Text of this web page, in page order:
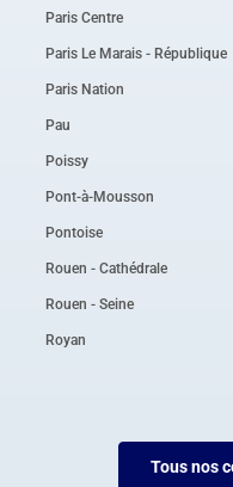
Paris Centre
Paris Le Marais - République
Paris Nation
Pau
Poissy
Pont-à-Mousson
Pontoise
Rouen - Cathédrale
Rouen - Seine
Royan
Tous nos